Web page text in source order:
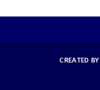
CREATED BY